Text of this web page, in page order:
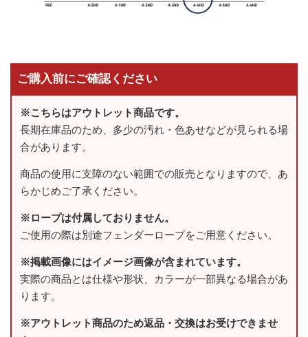
ご購入前にご確認ください
※こちらはアウトレット商品です。
長期在庫品のため、多少の汚れ・色あせなどが見られる場
合があります。
商品の使用に支障のない範囲での販売となりますので、あ
らかじめご了承ください。
※ロープは付属しておりません。
ご使用の際は別途フェンダーロープをご用意ください。
※掲載画像にはイメージ画像が含まれています。
実際の商品とは仕様や形状、カラーが一部異なる場合があ
ります。
※アウトレット商品のため返品・交換はお受けできませ